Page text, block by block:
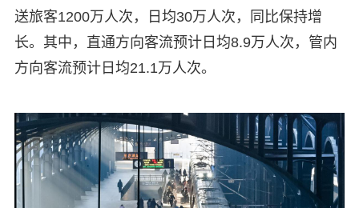
送旅客1200万人次，日均30万人次，同比保持增
长。其中，直通方向客流预计日均8.9万人次，管内
方向客流预计日均21.1万人次。